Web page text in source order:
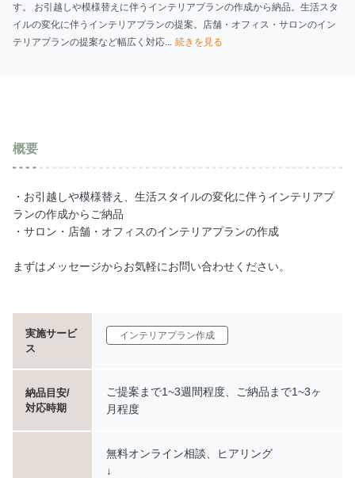
す。 お引越しや模様替えに伴うインテリアプランの作成から納品。生活スタ
イルの変化に伴うインテリアプランの提案。店舗・オフィス・サロンのイン
テリアプランの提案など幅広く対応...
続きを見る
概要
・お引越しや模様替え、生活スタイルの変化に伴うインテリアプ
ランの作成からご納品
・サロン・店舗・オフィスのインテリアプランの作成
まずはメッセージからお気軽にお問い合わせください。
実施サービ
ス
インテリアプラン作成
納品目安/
対応時期
ご提案まで1~3週間程度、ご納品まで1~3ヶ
月程度
無料オンライン相談、ヒアリング
↓